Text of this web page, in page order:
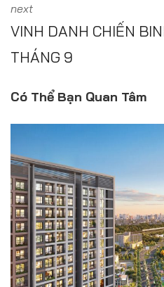
next
VINH DANH CHIẾN
THÁNG 9
Có Thể Bạn Quan Tâm